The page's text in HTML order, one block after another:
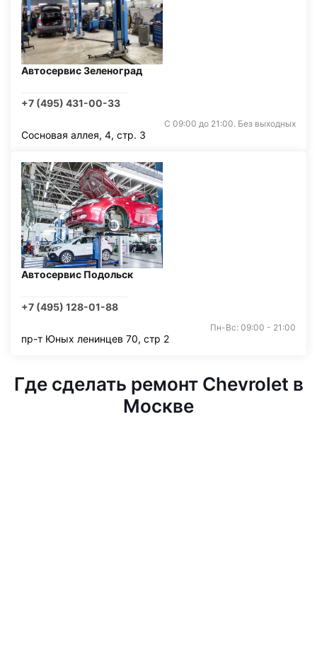
Автосервис Зеленоград
+7 (495) 431-00-33
С 09:00 до 21:00. Без выходных
Сосновая аллея, 4, стр. 3
Автосервис Подольск
+7 (495) 128-01-88
Пн-Вс: 09:00 - 21:00
пр-т Юных ленинцев 70, стр 2
Где сделать ремонт Chevrolet в
Москве